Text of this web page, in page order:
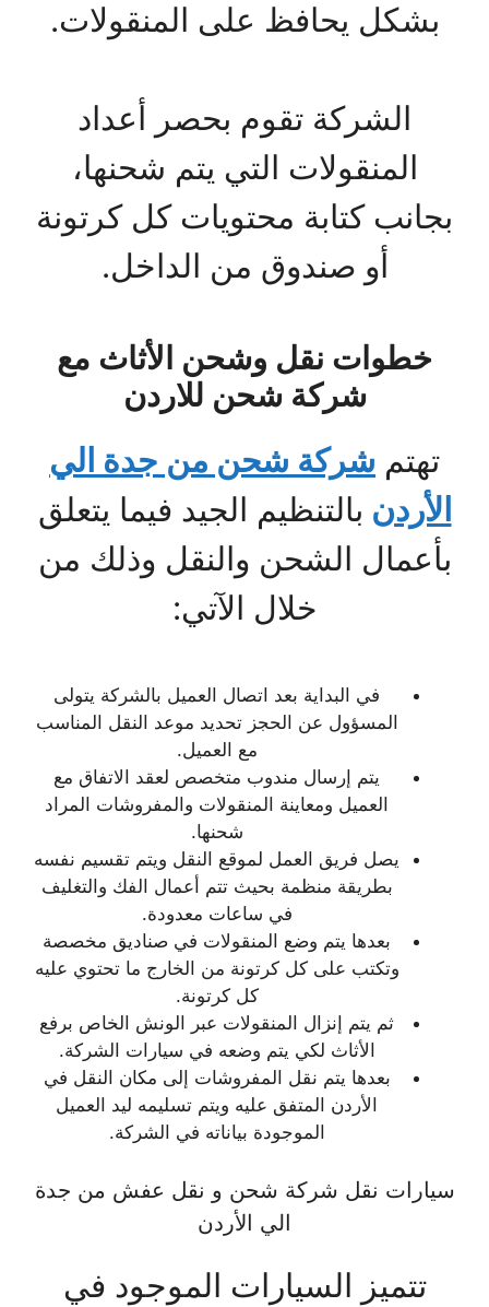
بشكل يحافظ على المنقولات.
الشركة تقوم بحصر أعداد
المنقولات التي يتم شحنها،
بجانب كتابة محتويات كل كرتونة
أو صندوق من الداخل.
خطوات نقل وشحن الأثاث مع
شركة شحن للاردن
تهتم شركة شحن من جدة الي
الأردن بالتنظيم الجيد فيما يتعلق
بأعمال الشحن والنقل وذلك من
خلال الآتي:
في البداية بعد اتصال العميل بالشركة يتولى
المسؤول عن الحجز تحديد موعد النقل المناسب
مع العميل.
يتم إرسال مندوب متخصص لعقد الاتفاق مع
العميل ومعاينة المنقولات والمفروشات المراد
شحنها.
يصل فريق العمل لموقع النقل ويتم تقسيم نفسه
بطريقة منظمة بحيث تتم أعمال الفك والتغليف
في ساعات معدودة.
بعدها يتم وضع المنقولات في صناديق مخصصة
وتكتب على كل كرتونة من الخارج ما تحتوي عليه
كل كرتونة.
ثم يتم إنزال المنقولات عبر الونش الخاص برفع
الأثاث لكي يتم وضعه في سيارات الشركة.
بعدها يتم نقل المفروشات إلى مكان النقل في
الأردن المتفق عليه ويتم تسليمه ليد العميل
الموجودة بياناته في الشركة.
سيارات نقل شركة شحن و نقل عفش من جدة
الي الأردن
تتميز السيارات الموجود في